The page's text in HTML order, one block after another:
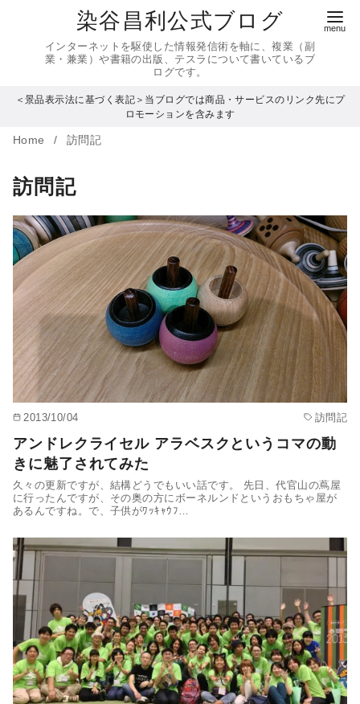
へ
動
染谷昌利公式ブログ
インターネットを駆使した情報発信術を軸に、複業（副
業・兼業）や書籍の出版、テスラについて書いているブ
ログです。
＜景品表示法に基づく表記＞当ブログでは商品・サービスのリンク先にプ
ロモーションを含みます
Home 訪問記
訪問記
2013/10/04 訪問記
アンドレクライセル アラベスクというコマの動
きに魅了されてみた
久々の更新ですが、結構どうでもいい話です。 先日、代官山の蔦屋
に行ったんですが、その奥の方にボーネルンドというおもちゃ屋が
あるんですね。で、子供がﾜｯｷｬｳﾌ…